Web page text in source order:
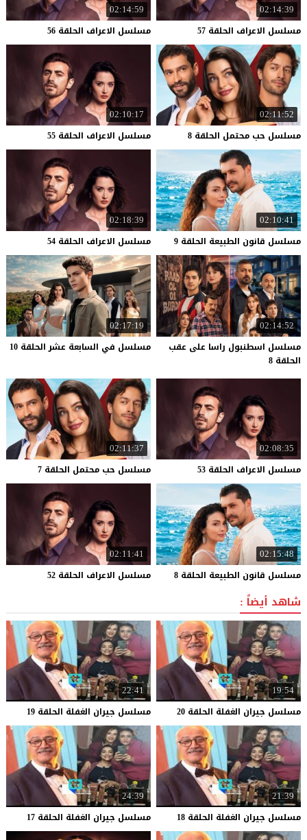
02:14:39
مسلسل الاعراف الحلقة 57
02:14:59
مسلسل الاعراف الحلقة 56
02:11:52
مسلسل حب محتمل الحلقة 8
02:10:17
مسلسل الاعراف الحلقة 55
02:10:41
مسلسل قانون الطبيعة الحلقة 9
02:18:39
مسلسل الاعراف الحلقة 54
02:14:52
مسلسل اسطنبول راسا على عقب
الحلقة 8
02:17:19
مسلسل في السابعة عشر الحلقة 10
02:08:35
مسلسل الاعراف الحلقة 53
02:11:37
مسلسل حب محتمل الحلقة 7
02:15:48
مسلسل قانون الطبيعة الحلقة 8
02:11:41
مسلسل الاعراف الحلقة 52
شاهد أيضاً :
19:54
مسلسل جيران الغفلة الحلقة 20
22:41
مسلسل جيران الغفلة الحلقة 19
21:39
مسلسل جيران الغفلة الحلقة 18
24:39
مسلسل جيران الغفلة الحلقة 17